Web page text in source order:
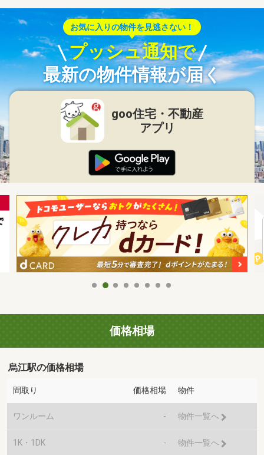
お気に入りの物件を見逃さない！
プッシュ通知で
最新の物件情報が届く
goo住宅・不動産
アプリ
価格相場
烏江駅の価格相場
間取り 価格相場 物件
ワンルーム - 物件一覧へ
1K・1DK - 物件一覧へ